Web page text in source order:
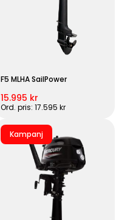
F5 MLHA SailPower
15.995 kr
Ord. pris: 17.595 kr
Kampanj